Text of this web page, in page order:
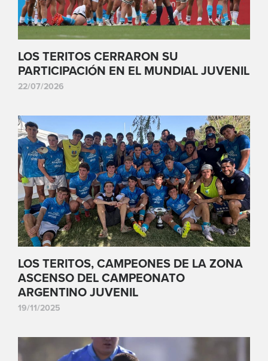
LOS TERITOS CERRARON SU
PARTICIPACIÓN EN EL MUNDIAL JUVENIL
22/07/2026
LOS TERITOS, CAMPEONES DE LA ZONA
ASCENSO DEL CAMPEONATO
ARGENTINO JUVENIL
19/11/2025